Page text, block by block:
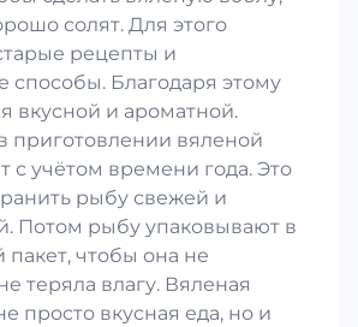
солят. Для этого
рецепты и
способы. Благодаря этому
вкусной и ароматной.
приготовлении вяленой
с учётом времени года. Это
рыбу свежей и
Потом рыбу упаковывают в
чтобы она не
теряла влагу. Вяленая
просто вкусная еда, но и